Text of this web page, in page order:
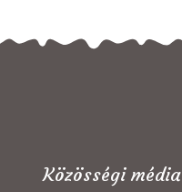
Közösségi média